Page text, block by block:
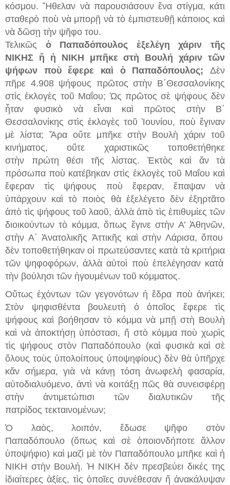
κόσμου. Ἤθελαν νὰ παρουσιάσουν ἕνα στίγμα, κάτι
σταθερὸ ποὺ νὰ μπορῇ νὰ τὸ ἐμπιστευθῇ κάποιος καὶ
νὰ δῶσῃ τὴν ψῆφο του.
Τελικῶς ὁ Παπαδόπουλος ἐξελέγη χάριν τῆς
ΝΙΚΗΣ ἤ ἡ ΝΙΚΗ μπῆκε στὴ Βουλή χάριν τῶν
ψήφων ποὺ ἔφερε καὶ ὁ Παπαδόπουλος;
Δὲν
πῆρε 4.908ψήφους πρῶτος στὴν Β΄Θεσσαλονίκης
στὶς ἐκλογὲς τοῦ Μαΐου; Ὡς πρῶτος σὲ ψήφους δὲν
ἦταν φυσικὸ νὰ εἶναι καὶ πρῶτος στὴν Β΄
Θεσσαλονίκης στὶς ἐκλογὲς τοῦ Ἰουνίου, ποὺ ἔγιναν
μὲ λίστα; Ἄρα οὔτε μπῆκε στὴν Βουλὴ χάριν τοῦ
κινήματος, οὔτε χαριστικῶς τοποθετήθηκε
στὴν
πρώτη θέσι τῆς λίστας. Ἐκτὸς καὶ ἄν τὰ
πρόσωπα ποὺ κατέβηκαν στὶς ἐκλογὲς τοῦ Μαΐου καὶ
ἔφεραν τὶς ψήφους ποὺ ἔφεραν, ἔπαψαν νὰ
ὑπάρχουν καὶτὸ ποιὸς θὰ ἐξελέγετο δὲν ἐξηρτᾶτο
ἀπὸ τὶς ψήφους τοῦ λαοῦ, ἀλλὰ ἀπὸ τὶς ἐπιθυμίες τῶν
διοικούντων τὸ κόμμα,ὅπως ἔγινε στὴν Α’ Ἀθηνῶν,
στὴν Α΄ Ἀνατολικῆς Ἀττικῆς καὶ στὴν Λάρισα, ὅπου
δὲν τοποθετήθηκαν οἱ πρωτεύσαντες κατὰ τὰ κριτήρια
τῶν ψηφοφόρων, ἀλλὰ αὐτοὶ ποὺ ἐπελέγησαν κατὰ
τὴν βούλησι τῶν ἡγουμένων τοῦ κόμματος.
Οὔτως ἐχόντων τῶν γεγονότων ἡ ἔδρα ποὺ ἀνήκει;
Στὸν ψηφισθέντα βουλευτὴ ὁ ὁποῖος ἔφερε τὶς
ψήφους καὶ βοήθησαν τὸ κόμμα νὰ μπῇ στὴ Βουλὴ
καὶ νὰ ἀποκτήσῃ ὑπόστασι, ἤ στὸ κόμμα ποὺ χωρὶς
τὶς ψήφους στὸν Παπαδόπουλο (καὶ φυσικὰ καὶ σὲ
ὅλους τοὺς ὑπολοίπους ὑποψηφίους) δὲν θὰ ὑπῆρχε
κἄν σήμερα, γιὰ νὰ κάνῃ τόση ἀνωφελὴ φασαρία,
αὐτοδιαλυόμενο, ἀντὶ νὰ κοιτάξῃ πῶς θὰσυνεισφέρῃ
στὴνἀντιμετώπισι τῶνδιαλυτικῶντῆς
πατρίδος τεκταινομένων;
Ὁ λαὸς, λοιπόν, ἔδωσε ψῆφο στὸν
Παπαδόπουλο (ὅπως καὶ σὲ ὁποιονδήποτε ἄλλον
ὑποψήφιο) καὶ μαζὶ μὲ τὸν Παπαδόπουλο μπῆκε καὶ ἡ
ΝΙΚΗ στὴν Βουλή. Ἡ ΝΙΚΗ δὲν πρεσβεύει δικές της
ἰδιαίτερες ἀξίες, τὶς ὁποῖες συνέθεσαν ἤ ἀνακάλυψαν